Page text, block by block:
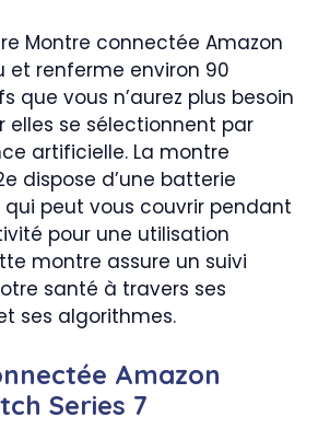
Montre connectée Amazon
et renferme environ 90
que vous n’aurez plus besoin
elles se sélectionnent par
artificielle. La montre
dispose d’une batterie
peut vous couvrir pendant
pour une utilisation
montre assure un suivi
santé à travers ses
ses algorithmes.
Amazon
Series 7